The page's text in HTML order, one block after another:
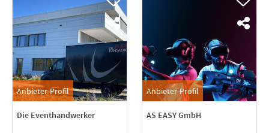
Anbieter-Profil
Die Eventhandwerker
Anbieter-Profil
AS EASY GmbH